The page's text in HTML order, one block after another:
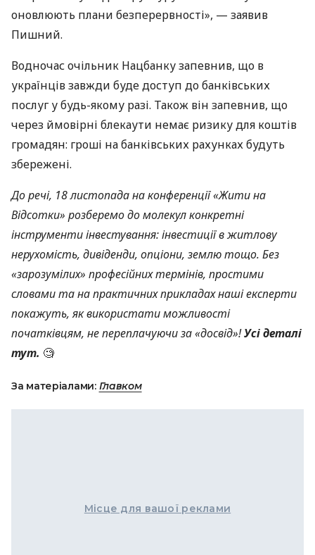
оновлюють плани безперервності», — заявив
Пишний.
Водночас очільник Нацбанку запевнив, що в
українців завжди буде доступ до банківських
послуг у будь-якому разі. Також він запевнив, що
через ймовірні блекаути немає ризику для коштів
громадян: гроші на банківських рахунках будуть
збережені.
До речі, 18 листопада на конференції «Жити на
Відсотки» розберемо до молекул конкретні
інструменти інвестування: інвестиції в житлову
нерухомість, дивіденди, опціони, землю тощо. Без
«зарозумілих» професійних термінів, простими
словами та на практичних прикладах наші експерти
покажуть, як використати можливості
початківцям, не переплачуючи за «досвід»!Усі деталі
тут. 🧐
За матеріалами: Главком
Місце для вашої реклами